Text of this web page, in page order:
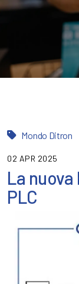
02 APR 2025
Mondo Ditron
La
PLC